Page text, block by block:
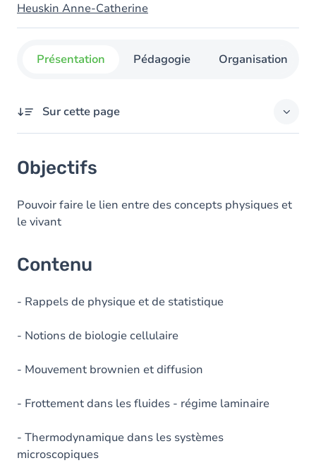
Heuskin Anne-Catherine
Présentation Pédagogie Organisation
Sur cette page
Contenu
Objectifs
Pouvoir faire le lien entre des concepts physiques et
le vivant
Contenu
- Rappels de physique et de statistique
- Notions de biologie cellulaire
- Mouvement brownien et diffusion
- Frottement dans les fluides - régime laminaire
- Thermodynamique dans les systèmes
microscopiques